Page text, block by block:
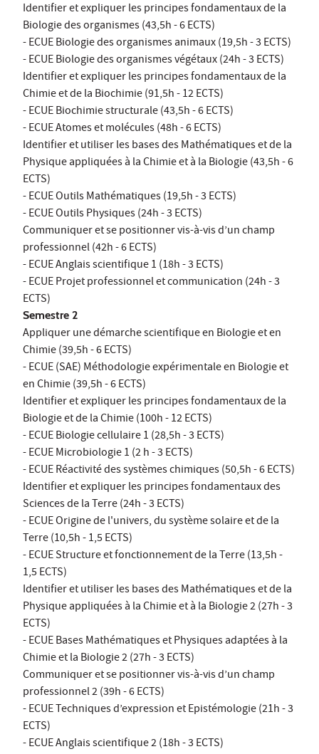
Identifier et expliquer les principes fondamentaux de la
Biologie des organismes (43,5h - 6 ECTS)
- ECUE Biologie des organismes animaux (19,5h - 3 ECTS)
- ECUE Biologie des organismes végétaux (24h - 3 ECTS)
Identifier et expliquer les principes fondamentaux de la
Chimie et de la Biochimie (91,5h - 12 ECTS)
- ECUE Biochimie structurale (43,5h - 6 ECTS)
- ECUE Atomes et molécules (48h - 6 ECTS)
Identifier et utiliser les bases des Mathématiques et de la
Physique appliquées à la Chimie et à la Biologie (43,5h - 6
ECTS)
- ECUE Outils Mathématiques (19,5h - 3 ECTS)
- ECUE Outils Physiques (24h - 3 ECTS)
Communiquer et se positionner vis-à-vis d’un champ
professionnel (42h - 6 ECTS)
- ECUE Anglais scientifique 1 (18h - 3 ECTS)
- ECUE Projet professionnel et communication (24h - 3
ECTS)
Semestre 2
Appliquer une démarche scientifique en Biologie et en
Chimie (39,5h - 6 ECTS)
- ECUE (SAE) Méthodologie expérimentale en Biologie et
en Chimie (39,5h - 6 ECTS)
Identifier et expliquer les principes fondamentaux de la
Biologie et de la Chimie (100h - 12 ECTS)
- ECUE Biologie cellulaire 1 (28,5h - 3 ECTS)
- ECUE Microbiologie 1 (2 h - 3 ECTS)
- ECUE Réactivité des systèmes chimiques (50,5h - 6 ECTS)
Identifier et expliquer les principes fondamentaux des
Sciences de la Terre (24h - 3 ECTS)
- ECUE Origine de l'univers, du système solaire et de la
Terre (10,5h - 1,5 ECTS)
- ECUE Structure et fonctionnement de la Terre (13,5h -
1,5 ECTS)
Identifier et utiliser les bases des Mathématiques et de la
Physique appliquées à la Chimie et à la Biologie 2 (27h - 3
ECTS)
- ECUE Bases Mathématiques et Physiques adaptées à la
Chimie et la Biologie 2 (27h - 3 ECTS)
Communiquer et se positionner vis-à-vis d’un champ
professionnel 2 (39h - 6 ECTS)
- ECUE Techniques d’expression et Epistémologie (21h - 3
ECTS)
- ECUE Anglais scientifique 2 (18h - 3 ECTS)